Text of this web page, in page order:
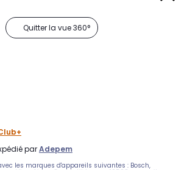
Quitter la vue 360°
parAdepem
les marques d'appareils suivantes : Bosch,